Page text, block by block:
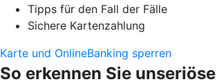
Tipps für den Fall der Fälle
Sichere Kartenzahlung
Karte und OnlineBanking sperren
So erkennen Sie